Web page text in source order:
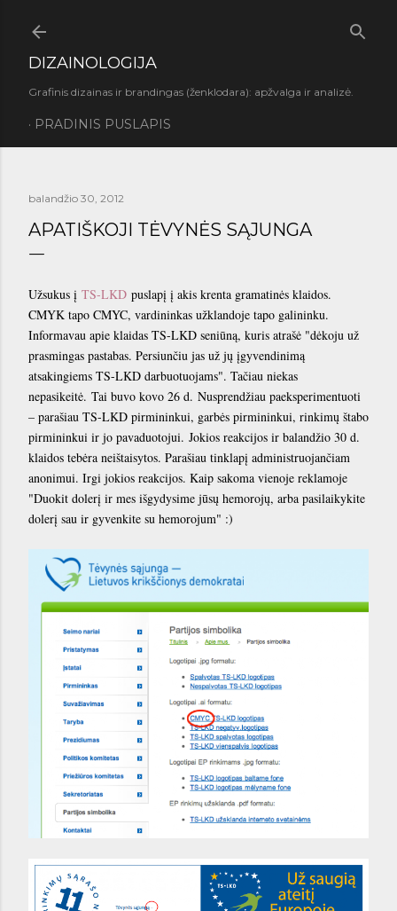
DIZAINOLOGIJA
Grafinis dizainas ir brandingas (ženklodara): apžvalga ir analizė.
PRADINIS PUSLAPIS
balandžio 30, 2012
APATIŠKOJI TĖVYNĖS SĄJUNGA
Užsukus į TS-LKD puslapį į akis krenta gramatinės klaidos.
CMYK tapo CMYC, vardininkas užklandoje tapo galininku.
Informavau apie klaidas TS-LKD seniūną, kuris atrašė "dėkoju už
prasmingas pastabas. Persiunčiu jas už jų įgyvendinimą
atsakingiems TS-LKD darbuotuojams". Tačiau niekas
nepasikeitė. Tai buvo kovo 26 d. Nusprendžiau paeksperimentuoti
– parašiau TS-LKD pirmininkui, garbės pirmininkui, rinkimų štabo
pirmininkui ir jo pavaduotojui. Jokios reakcijos ir balandžio 30 d.
klaidos tebėra neištaisytos. Parašiau tinklapį administruojančiam
anonimui. Irgi jokios reakcijos. Kaip sakoma vienoje reklamoje
"Duokit dolerį ir mes išgydysime jūsų hemorojų, arba pasilaikykite
dolerį sau ir gyvenkite su hemorojum" :)